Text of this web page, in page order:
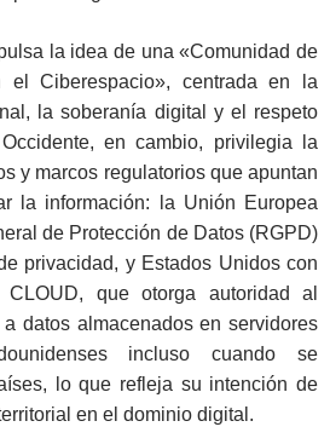
la idea de una «Comunidad de
el Ciberespacio», centrada en la
la soberanía digital y el respeto
en cambio, privilegia la
y marcos regulatorios que apuntan
la información: la Unión Europea
de Protección de Datos (RGPD)
privacidad, y Estados Unidos con
que otorga autoridad al
datos almacenados en servidores
incluso cuando se
lo que refleja su intención de
en el dominio digital.